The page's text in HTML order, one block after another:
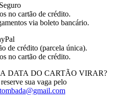
no cartãode crédito.
via boleto bancário.
de crédito (parcela única).
no cartãode crédito.
DATA DO CARTÃO VIRAR?
sua vaga pelo